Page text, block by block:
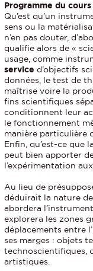
Programme du cours
Qu’est qu’un
sens ou la
n’en pas douter,
qualifie alors de «
usage, comme
service d’objectifs
données, le test de
maîtrise voire la
fins scientifiques
conditionnent leur
le fonctionnement
manière particulière
Enfin, qu’est-ce que
peut bien apporter
l’expérimentation
Au lieu de
déduirait la nature
abordera
explorera les zones
déplacements entre
ses marges : objets
technoscientifiques,
artistiques.